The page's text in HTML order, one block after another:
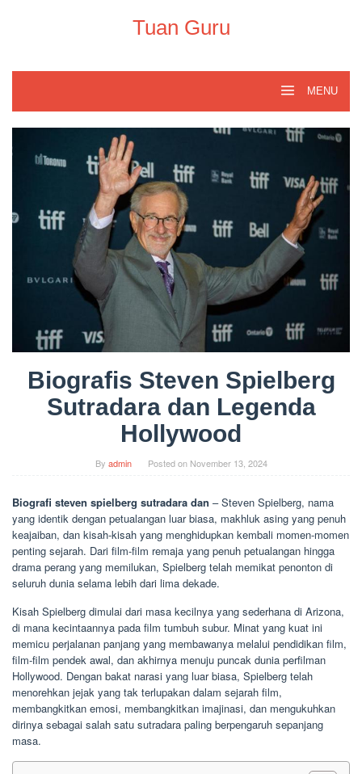
Tuan Guru
MENU
Biografis Steven Spielberg
Sutradara dan Legenda
Hollywood
By admin Posted on November 13, 2024
Biografi steven spielberg sutradara dan – Steven Spielberg, nama
yang identik dengan petualangan luar biasa, makhluk asing yang penuh
keajaiban, dan kisah-kisah yang menghidupkan kembali momen-momen
penting sejarah. Dari film-film remaja yang penuh petualangan hingga
drama perang yang memilukan, Spielberg telah memikat penonton di
seluruh dunia selama lebih dari lima dekade.
Kisah Spielberg dimulai dari masa kecilnya yang sederhana di Arizona,
di mana kecintaannya pada film tumbuh subur. Minat yang kuat ini
memicu perjalanan panjang yang membawanya melalui pendidikan film,
film-film pendek awal, dan akhirnya menuju puncak dunia perfilman
Hollywood. Dengan bakat narasi yang luar biasa, Spielberg telah
menorehkan jejak yang tak terlupakan dalam sejarah film,
membangkitkan emosi, membangkitkan imajinasi, dan mengukuhkan
dirinya sebagai salah satu sutradara paling berpengaruh sepanjang
masa.